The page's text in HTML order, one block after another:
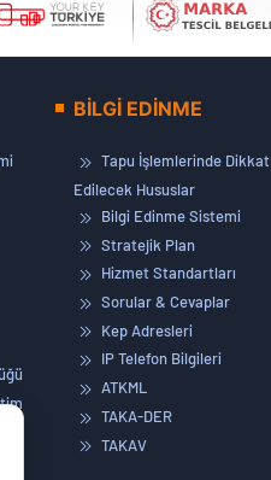
BİLGİ EDİNME
Tapu İşlemlerinde Dikkat
Edilecek Hususlar
Bilgi Edinme Sistemi
Stratejik Plan
Hizmet Standartları
Sorular & Cevaplar
Kep Adresleri
IP Telefon Bilgileri
ATKML
TAKA-DER
TAKAV